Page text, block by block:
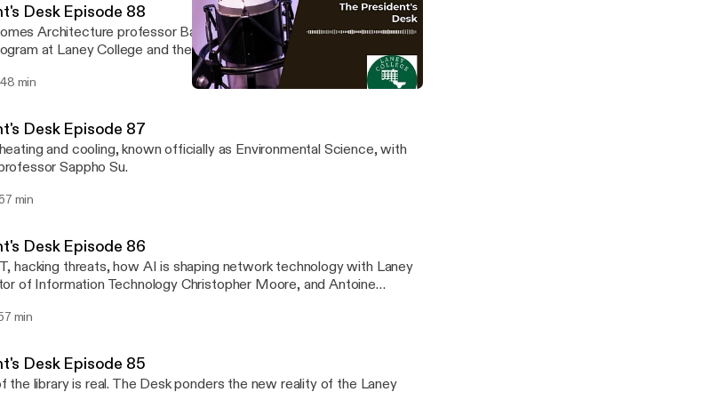
Desk Episode 88
Architecture professor Barry Yu to talk about the expanding
at Laney College and the vast opportunities in the field.
48 min
Desk Episode 87
and cooling, known officially as Environmental Science, with
Sappho Su.
57 min
Desk Episode 86
hacking threats, how AI is shaping network technology with Laney
of Information Technology Christopher Moore, and Antoine
min
Desk Episode 85
the library is real. The Desk ponders the new reality of the Laney